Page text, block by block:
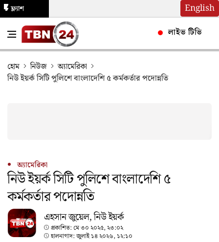
English
ফ্ল্যাশ
লাইভ টিভি
হোম নিউজ
অ্যামেরিকা
নিউ ইয়র্ক সিটি পুলিশে বাংলাদেশি ৫ কর্মকর্তার পদোন্নতি
অ্যামেরিকা
নিউ ইয়র্ক সিটি পুলিশে বাংলাদেশি ৫
কর্মকর্তার পদোন্নতি
এহসান জুয়েল, নিউ ইয়র্ক
প্রকাশিত: মে ৩০ ২০২৫, ২৩:০২
হালনাগাদ:জুলাই ১৪ ২০২৬, ১২:১০